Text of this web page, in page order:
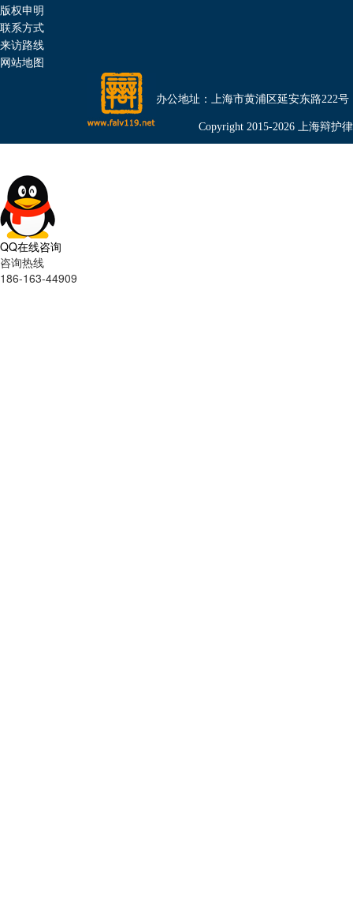
版权申明
联系方式
来访路线
网站地图
办公地址：上海市黄浦区延安东路222号
Copyright 2015-2026 上海辩护
QQ在线咨询
咨询热线
186-163-44909